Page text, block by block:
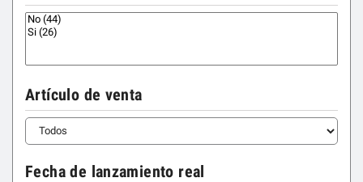
Artículo de venta
Fecha de lanzamiento real